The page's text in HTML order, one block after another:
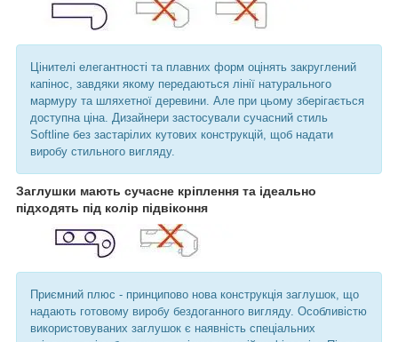
Цінителі елегантності та плавних форм оцінять закруглений
капінос, завдяки якому передаються лінії натурального
мармуру та шляхетної деревини. Але при цьому зберігається
доступна ціна. Дизайнери застосували сучасний стиль
Softline без застарілих кутових конструкцій, щоб надати
виробу стильного вигляду.
Заглушки мають сучасне кріплення та ідеально
підходять під колір підвіконня
Приємний плюс - принципово нова конструкція заглушок, що
надають готовому виробу бездоганного вигляду. Особливістю
використовуваних заглушок є наявність спеціальних